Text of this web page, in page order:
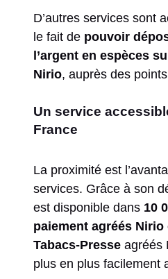
D’autres services sont
le fait de pouvoir
l’argent en espèces
Nirio, auprès des
Un service
France
La proximité est
services. Grâce à son
est disponible dans 10
paiement agréés Nirio
Tabacs-Presse agréés
plus en plus facilement